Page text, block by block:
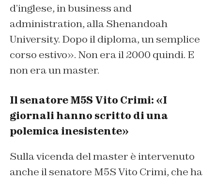
d’inglese, in business and
administration, alla Shenandoah
University. Dopo il diploma, un semplice
corso estivo». Non era il 2000 quindi. E
non era un master.
Il senatore M5S Vito Crimi: «I
giornali hanno scritto di una
polemica inesistente»
Sulla vicenda del master è intervenuto
anche il senatore M5S Vito Crimi, che ha